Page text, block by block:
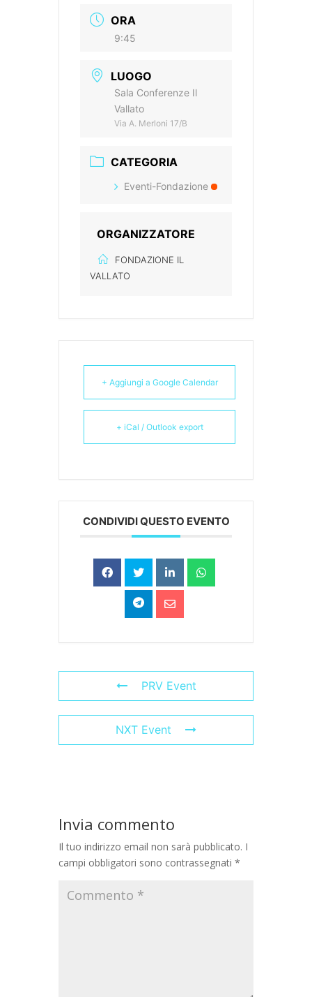
ORA
9:45
LUOGO
Sala Conferenze Il
Vallato
Via A. Merloni 17/B
CATEGORIA
Eventi-Fondazione
ORGANIZZATORE
FONDAZIONE IL
VALLATO
+ Aggiungi a Google Calendar
+ iCal / Outlook export
CONDIVIDI QUESTO EVENTO
PRV Event
NXT Event
Invia commento
Il tuo indirizzo email non sarà pubblicato. I
campi obbligatori sono contrassegnati *